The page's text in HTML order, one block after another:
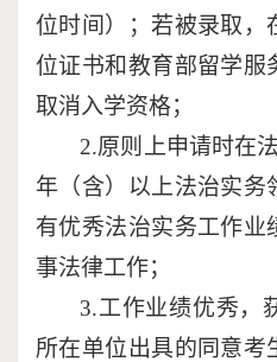
位时间）；若被录取，
位证书和教育部留学服
取消入学资格；
2.原则上申请时在
年（含）以上法治实务
有优秀法治实务工作业
事法律工作；
3.工作业绩优秀，
所在单位出具的同意考